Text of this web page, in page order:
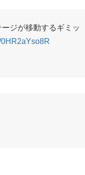
ジが移動するギミッ